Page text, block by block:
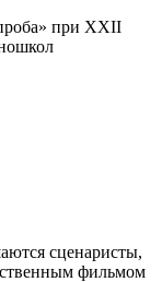
при XXII
сценаристы,
фильмом